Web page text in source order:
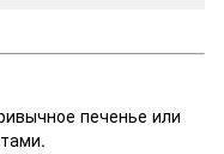
печенье или